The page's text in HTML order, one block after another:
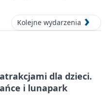
Kolejne wydarzenia
dla dzieci.
i lunapark